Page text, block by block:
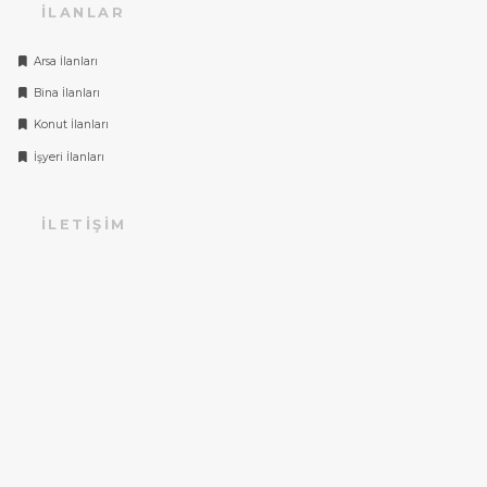
İLANLAR
Arsa İlanları
Bina İlanları
Konut İlanları
İşyeri İlanları
İLETIŞIM